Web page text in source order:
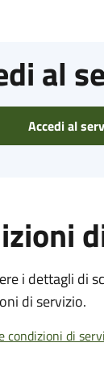
al
Accedi al
i dettagli di
di servizio.
condizioni di